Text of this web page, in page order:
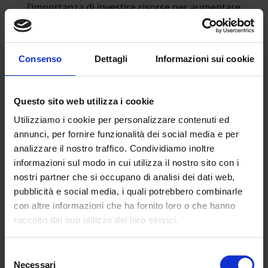
Consenso Dettagli Informazioni sui cookie
Questo sito web utilizza i cookie
Utilizziamo i cookie per personalizzare contenuti ed
annunci, per fornire funzionalità dei social media e per
analizzare il nostro traffico. Condividiamo inoltre
informazioni sul modo in cui utilizza il nostro sito con i
nostri partner che si occupano di analisi dei dati web,
pubblicità e social media, i quali potrebbero combinarle
con altre informazioni che ha fornito loro o che hanno
raccolto dal suo utilizzo dei loro servizi.
Necessari
l’importanza di investire risorse per aumentare
il loro numero, la loro formazione e la loro
La continuità didattica
una classe di concorso specifica per i docenti
FISH, per assicurare una stabile
continuità
didattica
e percorsi di carriera differenziati e
specifici per questi insegnanti. L’obiettivo è
quello di garantire un servizio di supporto
adeguato e di alta qualità per le persone con
disabilità, in grado di favorire la loro inclusione
e il loro successo formativo.
Inoltre, l’istituzione di classi di concorso
specifiche per i docenti di sostegno potrebbe